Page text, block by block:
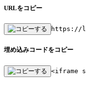
URLをコピー
https://
埋め込みコードをコピー
<iframe